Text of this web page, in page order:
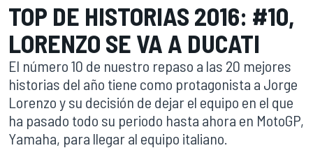
TOP DE HISTORIAS 2016: #10,
LORENZO SE VA A DUCATI
El número 10 de nuestro repaso a las 20 mejores
historias del año tiene como protagonista a Jorge
Lorenzo y su decisión de dejar el equipo en el que
ha pasado todo su periodo hasta ahora en MotoGP,
Yamaha, para llegar al equipo italiano.